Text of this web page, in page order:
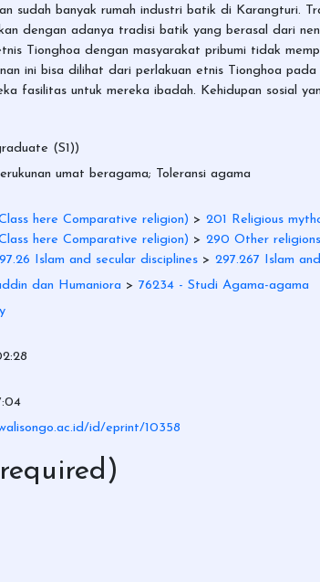
sudah banyak rumah industri batik di
dengan adanya tradisi batik yang berasal dari
Tionghoa dengan masyarakat pribumi tidak
ini bisa dilihat dari perlakuan etnis Tionghoa
fasilitas untuk mereka ibadah. Kehidupan
(S1))
umat beragama; Toleransi agama
here Comparative religion) > 201 Religious
here Comparative religion) > 290 Other religions
Islam and secular disciplines > 297.267 Islam
dan Humaniora > 76234 - Studi Agama-agama
id/eprint/10358